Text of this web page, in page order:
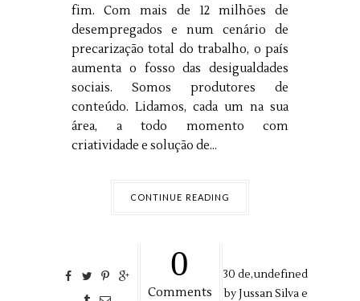
fim. Com mais de 12 milhões de
desempregados e num cenário de
precarização total do trabalho, o país
aumenta o fosso das desigualdades
sociais. Somos produtores de
conteúdo. Lidamos, cada um na sua
área, a todo momento com
criatividade e solução de...
CONTINUE READING
0
Comments
30de,undefined
byJussan Silva e